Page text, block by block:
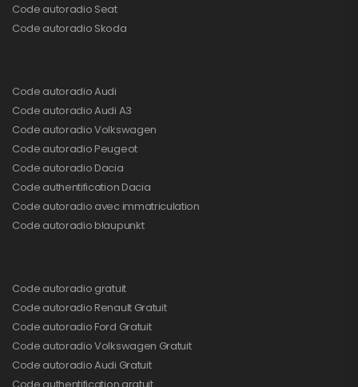
Code autoradio Seat
Code autoradio Skoda
Code autoradio Audi
Code autoradio Audi A3
Code autoradio Volkswagen
Code autoradio Peugeot
Code autoradio Dacia
Code authentification Dacia
Code autoradio avec immatriculation
Code autoradio blaupunkt
Code autoradio gratuit
Code autoradio Renault Gratuit
Code autoradio Ford Gratuit
Code autoradio Volkswagen Gratuit
Code autoradio Audi Gratuit